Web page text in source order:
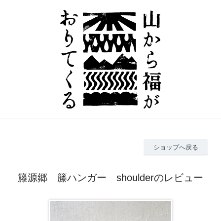
ショップへ戻る
籐源郷 籐ハンガー shoulderのレビュー